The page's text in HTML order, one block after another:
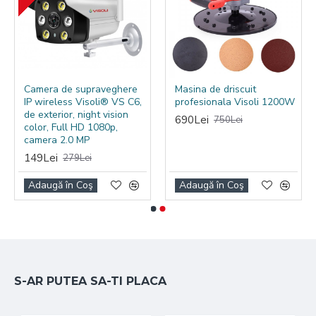
Camera de supraveghere
IP wireless Visoli® VS C6,
de exterior, night vision
color, Full HD 1080p,
camera 2.0 MP
149Lei 279Lei
Adaugă în Coş
Masina de driscuit
profesionala Visoli 1200W
690Lei 750Lei
Adaugă în Coş
S-AR PUTEA SA-TI PLACA